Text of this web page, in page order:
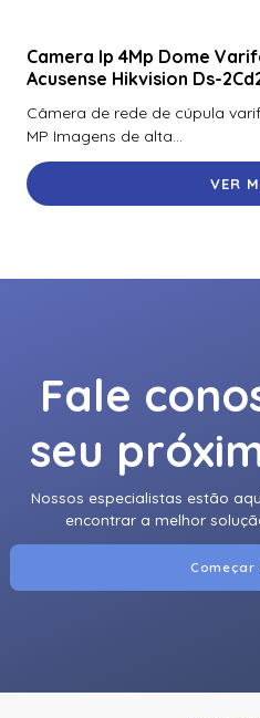
Camera Ip 4Mp Dome
Acusense Hikvision Ds-
Câmera de rede de cúpula
MP Imagens de alta...
VER
Fale
seu
Nossos especialistas estão
encontrar a melhor